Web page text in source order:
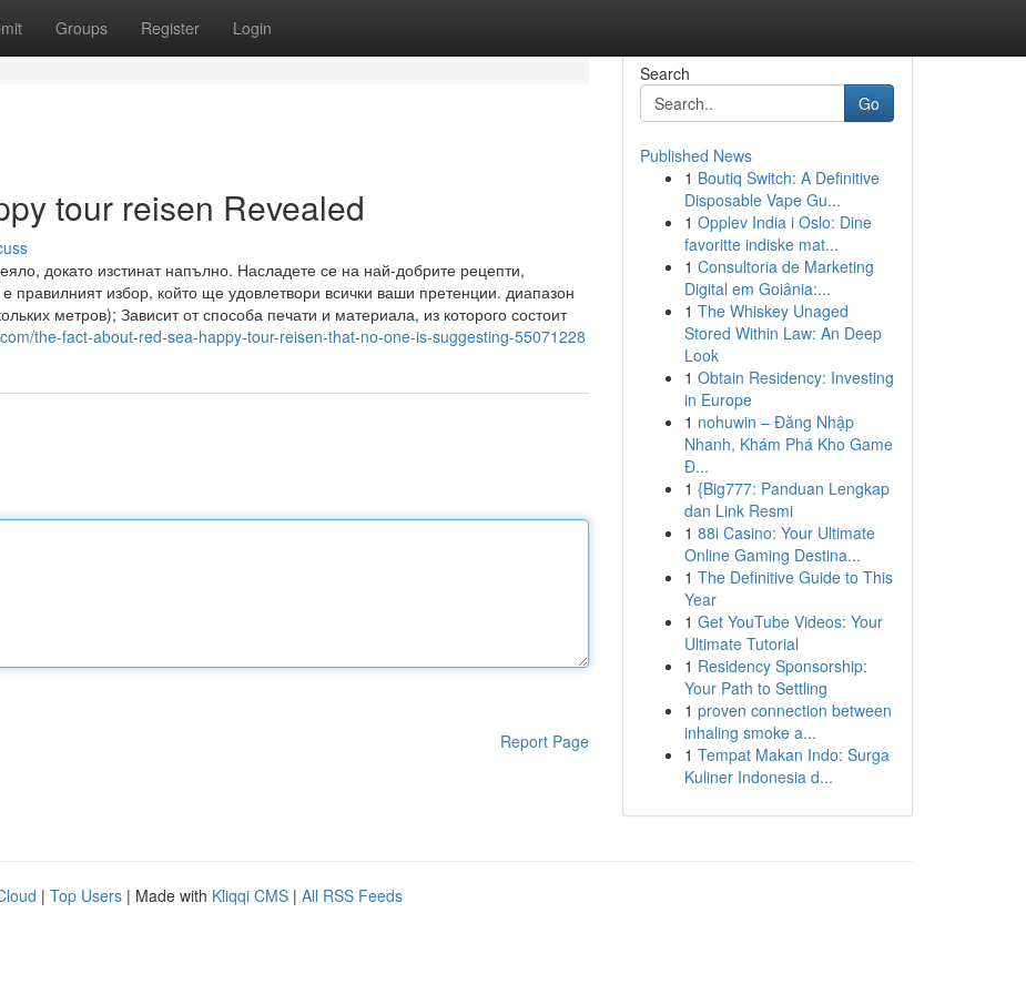
Groups Register Login
tour reisen Revealed
докато изстинат напълно. Насладете се на най-добрите рецепти,
правилният избор, който ще удовлетвори всички ваши претенции. диапазон
метров); Зависит от способа печати и материала, из которого состоит
the-fact-about-red-sea-happy-tour-reisen-that-no-one-is-suggesting-55071228
Report Page
Search
Go
Published News
1 Boutiq Switch: A Definitive
Disposable Vape Gu...
1 Opplev India i Oslo: Dine
favoritte indiske mat...
1 Consultoria de Marketing
Digital em Goiânia:...
1 The Whiskey Unaged
Stored Within Law: An Deep
Look
1 Obtain Residency: Investing
in Europe
1 nohuwin – Đăng Nhập
Nhanh, Khám Phá Kho Game
Đ...
1 {Big777: Panduan Lengkap
dan Link Resmi
1 88i Casino: Your Ultimate
Online Gaming Destina...
1 The Definitive Guide to This
Year
1 Get YouTube Videos: Your
Ultimate Tutorial
1 Residency Sponsorship:
Your Path to Settling
1 proven connection between
inhaling smoke a...
1 Tempat Makan Indo: Surga
Kuliner Indonesia d...
| Top Users | Made with Kliqqi CMS | All RSS Feeds